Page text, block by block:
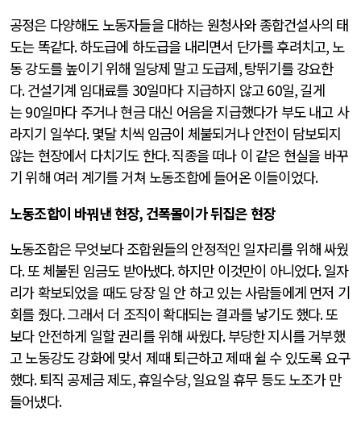
공정은 다양해도 노동자들을 대하는 원청사와 종합건설사의 태
도는 똑같다.하도급에 하도급을 내리면서 단가를 후려치고, 노
동 강도를 높이기 위해 일당제 말고 도급제,탕뛰기를 강요한
다.건설기계 임대료를 30일마다 지급하지 않고60일,길게
는90일마다 주거나 현금 대신 어음을 지급했다가 부도 내고 사
라지기 일쑤다.몇달 치씩 임금이 체불되거나 안전이 담보되지
않는 현장에서 다치기도 한다.직종을 떠나 이 같은 현실을 바꾸
기 위해 여러 계기를 거쳐 노동조합에 들어온 이들이었다.
노동조합이 바꿔낸 현장, 건폭몰이가 뒤집은 현장
노동조합은 무엇보다 조합원들의 안정적인 일자리를 위해 싸웠
다.또 체불된 임금도 받아냈다.하지만 이것만이 아니었다.일자
리가 확보되었을 때도 당장 일 안 하고 있는 사람들에게 먼저 기
회를 줬다.그래서 더 조직이 확대되는 결과를 낳기도 했다.또
보다 안전하게 일할 권리를 위해 싸웠다.부당한 지시를 거부했
고 노동강도 강화에 맞서 제때 퇴근하고 제때 쉴 수 있도록 요구
했다.퇴직 공제금 제도,휴일수당,일요일 휴무 등도 노조가 만
들어냈다.